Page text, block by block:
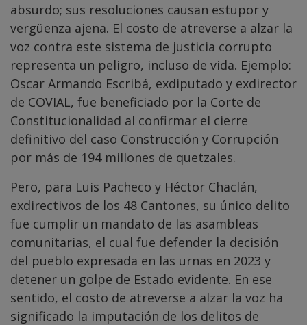
absurdo; sus resoluciones causan estupor y
vergüenza ajena. El costo de atreverse a alzar la
voz contra este sistema de justicia corrupto
representa un peligro, incluso de vida. Ejemplo:
Oscar Armando Escribá, exdiputado y exdirector
de COVIAL, fue beneficiado por la Corte de
Constitucionalidad al confirmar el cierre
definitivo del caso Construcción y Corrupción
por más de 194 millones de quetzales.
Pero, para Luis Pacheco y Héctor Chaclán,
exdirectivos de los 48 Cantones, su único delito
fue cumplir un mandato de las asambleas
comunitarias, el cual fue defender la decisión
del pueblo expresada en las urnas en 2023 y
detener un golpe de Estado evidente. En ese
sentido, el costo de atreverse a alzar la voz ha
significado la imputación de los delitos de